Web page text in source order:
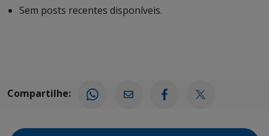
Sem posts recentes disponíveis.
Compartilhe: